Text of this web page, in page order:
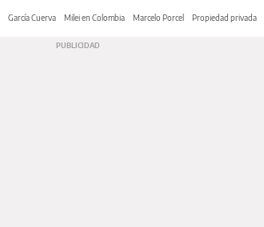
García Cuerva Milei en Colombia Marcelo Porcel Propiedad privada